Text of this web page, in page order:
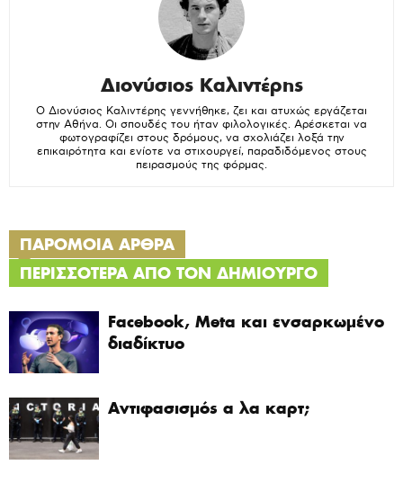
Διονύσιος Καλιντέρης
Ο Διονύσιος Καλιντέρης γεννήθηκε, ζει και ατυχώς εργάζεται
στην Αθήνα. Οι σπουδές του ήταν φιλολογικές. Αρέσκεται να
φωτογραφίζει στους δρόμους, να σχολιάζει λοξά την
επικαιρότητα και ενίοτε να στιχουργεί, παραδιδόμενος στους
πειρασμούς της φόρμας.
ΠΑΡΟΜΟΙΑ ΑΡΘΡΑ
ΠΕΡΙΣΣΟΤΕΡΑ ΑΠΟ ΤΟΝ ΔΗΜΙΟΥΡΓΟ
Facebook, Meta και ενσαρκωμένο
διαδίκτυο
Αντιφασισμός α λα καρτ;